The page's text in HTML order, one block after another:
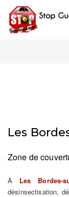
Les
Zone de
À Les Bordes-
désinsectisation,